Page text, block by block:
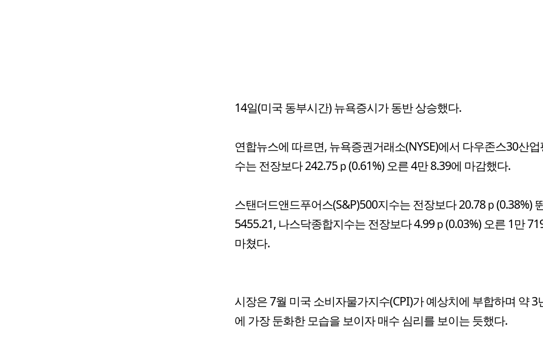
14일(미국 동부시간) 뉴욕증시가 동반 상승했다.
연합뉴스에 따르면, 뉴욕증권거래소(NYSE)에서 다우존스30산
수는 전장보다 242.75ｐ(0.61%) 오른 4만 8.39에 마감했다.
스탠더드앤드푸어스(S&P)500지수는 전장보다 20.78ｐ(0.38%)
5455.21, 나스닥종합지수는 전장보다 4.99ｐ(0.03%) 오른 1만
마쳤다.
시장은 7월 미국 소비자물가지수(CPI)가 예상치에 부합하며 약 3
에 가장 둔화한 모습을 보이자 매수 심리를 보이는 듯했다.